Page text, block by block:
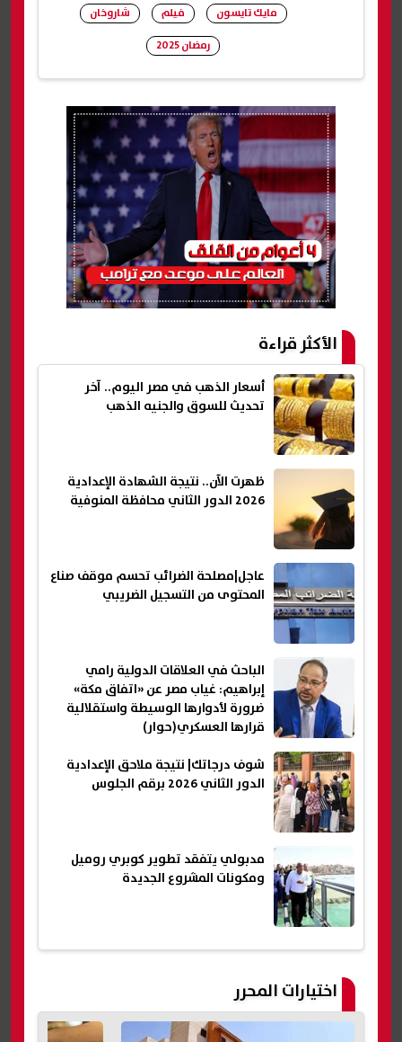
مايك تايسون فيلم
شاروخان
رمضان 2025
الأكثر قراءة
أسعار الذهب في مصر اليوم.. آخر
تحديث للسوق والجنيه الذهب
ظهرت الآن.. نتيجة الشهادة الإعدادية
2026 الدور الثاني محافظة المنوفية
عاجل|مصلحة الضرائب تحسم موقف صناع
المحتوى من التسجيل الضريبي
الباحث في العلاقات الدولية رامي
إبراهيم: غياب مصر عن «اتفاق مكة»
ضرورة لأدوارها الوسيطة واستقلالية
قرارها العسكري(حوار)
شوف درجاتك| نتيجة ملاحق الإعدادية
الدور الثاني 2026 برقم الجلوس
مدبولي يتفقد تطوير كوبري روميل
ومكونات المشروع الجديدة
اختيارات المحرر